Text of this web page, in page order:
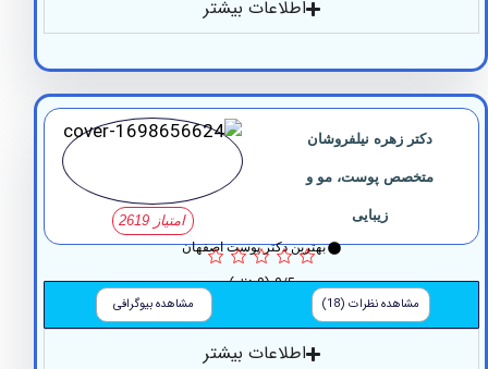
اطلاعات بیشتر
دکتر زهره نیلفروشان
متخصص پوست، مو و
بهترین دکتر پوست اصفهان
0/5 (0 نظر)
مشاهده نظرات (18) مشاهده بیوگرافی
اطلاعات بیشتر